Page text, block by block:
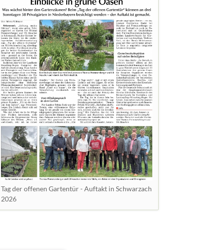
Tag der offenen Gartentür - Auftakt in Schwarzach
2026